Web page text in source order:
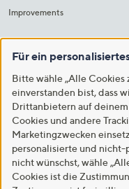
Improvements
Für ein
Bitte wähle „Alle Cookies
einverstanden bist, dass
Drittanbietern auf
Cookies und andere
Marketingzwecken
personalisierte und
nicht wünschst, wähle
Cookies ist die